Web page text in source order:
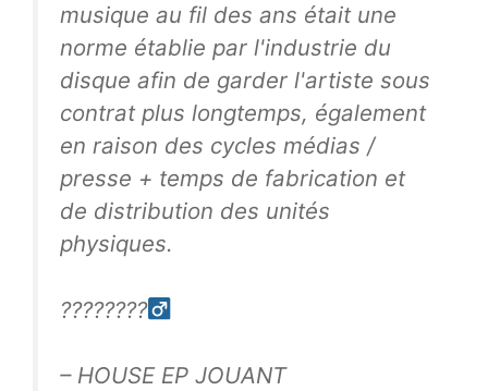
musique au fil des ans était une
norme établie par l'industrie du
disque afin de garder l'artiste sous
contrat plus longtemps, également
en raison des cycles médias /
presse + temps de fabrication et
de distribution des unités
physiques.
????????‍
– HOUSE EP JOUANT